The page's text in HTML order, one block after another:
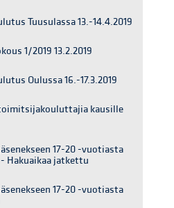
Tuusulassa 13.-14.4.2019
1/2019 13.2.2019
Oulussa 16.-17.3.2019
kausille
17-20 -vuotiasta
Hakuaikaa jatkettu
17-20 -vuotiasta